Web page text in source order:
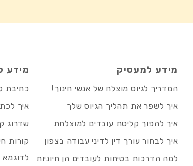
מידע למעסיק
המדריך לגיוס מוצלח של אנשי חינוך!
איך לשפר את תהליך הגיוס שלך
איך להפוך קליטת עובדים למוצלחת
איך לבחור עורך דין לדיני עבודה בצפון
למה הדרכות בטיחות לעובדים הן חיוניות
מידע
כתיבת
איך
שדרוג
קורות
לדוגמא